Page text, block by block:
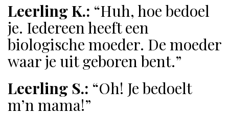
Leerling K.: “Huh, hoe bedoel
je. Iedereen heeft een
biologische moeder. De moeder
waar je uit geboren bent.”
Leerling S.: “Oh! Je bedoelt
m’n mama!”